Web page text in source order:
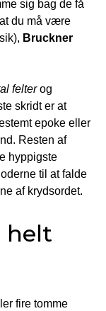
sig bag de få
du må være
Bruckner
felterog
skridt er at
epoke eller
Resten af
hyppigste
til at falde
af krydsordet.
helt
fire tomme